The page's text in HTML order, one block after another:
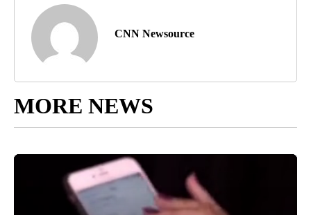
CNN Newsource
MORE NEWS